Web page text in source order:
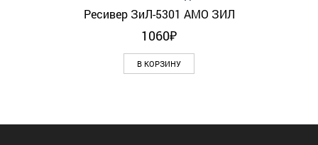
Ресивер ЗиЛ-5301 АМО ЗИЛ
1060₽
В КОРЗИНУ